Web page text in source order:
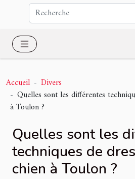
Accueil
Divers
Quelles sont les différentes
à Toulon ?
Quelles sont les
techniques de
chien à Toulon ?